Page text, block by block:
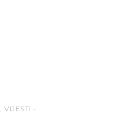
,VIJESTI